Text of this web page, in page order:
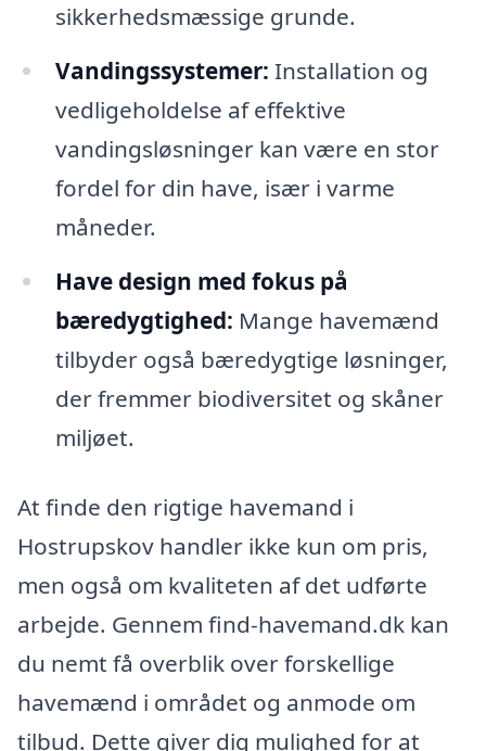
sikkerhedsmæssige grunde.
Vandingssystemer: Installation og
vedligeholdelse af effektive
vandingsløsninger kan være en stor
fordel for din have, især i varme
måneder.
Have design med fokus på
bæredygtighed: Mange havemænd
tilbyder også bæredygtige løsninger,
der fremmer biodiversitet og skåner
miljøet.
At finde den rigtige havemand i
Hostrupskov handler ikke kun om pris,
men også om kvaliteten af det udførte
arbejde. Gennem find-havemand.dk kan
du nemt få overblik over forskellige
havemænd i området og anmode om
tilbud. Dette giver dig mulighed for at